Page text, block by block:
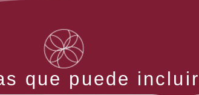
que puede incluir